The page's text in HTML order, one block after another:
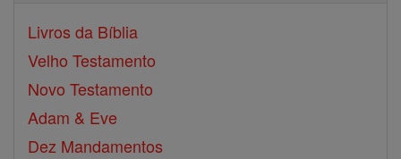
Livros da Bíblia
Velho Testamento
Novo Testamento
Adam & Eve
Dez Mandamentos